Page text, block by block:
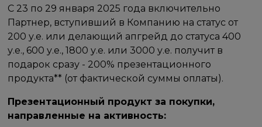
С 23 по 29 января 2025 года включительно
Партнер, вступивший в Компанию на статус от
200 у.е. или делающий апгрейд до статуса 400
у.е., 600 у.е., 1800 у.е. или 3000 у.е. получит в
подарок сразу - 200% презентационного
продукта** (от фактической суммы оплаты).
Презентационный продукт за покупки,
направленные на активность: